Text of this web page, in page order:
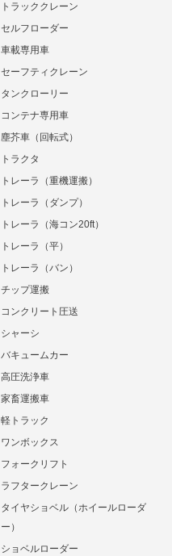
トラッククレーン
セルフローダー
車載専用車
セーフティクレーン
タンクローリー
コンテナ専用車
塵芥車（回転式）
トラクタ
トレーラ（重機運搬）
トレーラ（ダンプ）
トレーラ（海コン20ft）
トレーラ（平）
トレーラ（バン）
チップ運搬
コンクリート圧送
シャーシ
バキュームカー
高圧洗浄車
家畜運搬車
軽トラック
ワンボックス
フォークリフト
ラフタークレーン
タイヤショベル（ホイールローダ
ー）
ショベルローダー